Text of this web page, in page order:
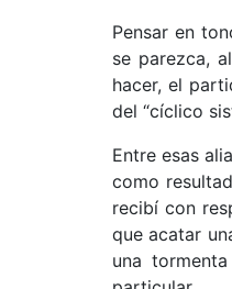
Pensar en
se parezca,
hacer, el
del “cíclico
Entre esas
como
recibí con
que acatar
una